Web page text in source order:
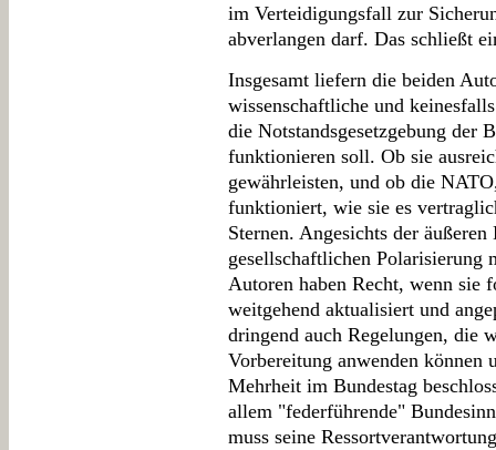
im Verteidigungsfall zur
abverlangen darf. Das schließt
Insgesamt liefern die beiden
wissenschaftliche und
die Notstandsgesetzgebung der
funktionieren soll. Ob sie
gewährleisten, und ob die
funktioniert, wie sie es
Sternen. Angesichts der
gesellschaftlichen Polarisierung
Autoren haben Recht, wenn sie
weitgehend aktualisiert und
dringend auch Regelungen, die
Vorbereitung anwenden
Mehrheit im Bundestag
allem "federführende"
muss seine